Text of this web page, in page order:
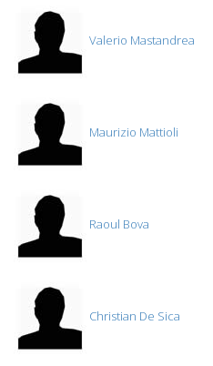
Valerio Mastandrea
Maurizio Mattioli
Raoul Bova
Christian De Sica